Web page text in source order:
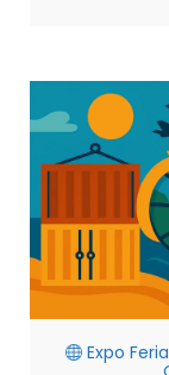
Expo